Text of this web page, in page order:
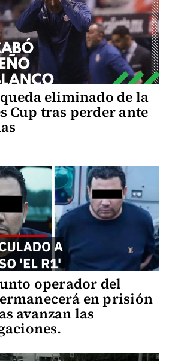
eliminado de la
Cup tras perder ante
operador del
en prisión
avanzan las